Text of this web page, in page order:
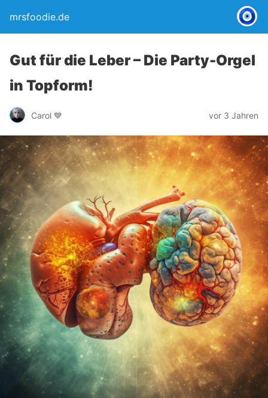
mrsfoodie.de
Gut für die Leber – Die Party-Orgel
in Topform!
Carol 💙 vor 3 Jahren